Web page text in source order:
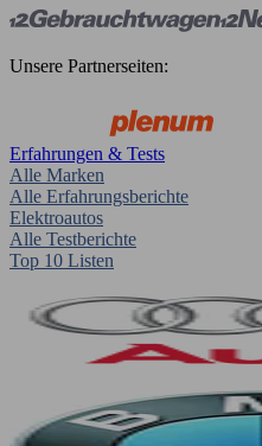
Unsere Partnerseiten:
Erfahrungen & Tests
Alle Marken
Alle Erfahrungsberichte
Elektroautos
Alle Testberichte
Top 10 Listen